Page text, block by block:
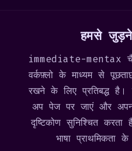
हमसे
immediatе-mentax
वर्कफ़्लो के माध्यम से
रखने के लिए प्रतिबद्ध
अप पेज पर जाएं और
दृष्टिकोण सुनिश्चित
भाषा प्राथमिकता